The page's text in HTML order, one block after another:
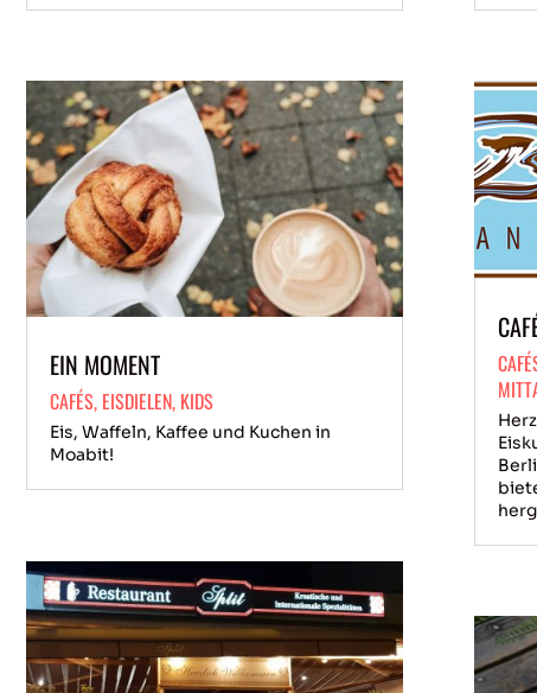
EIN MOMENT
CAFÉS, EISDIELEN, KIDS
Eis, Waffeln, Kaffee und Kuchen in
Moabit!